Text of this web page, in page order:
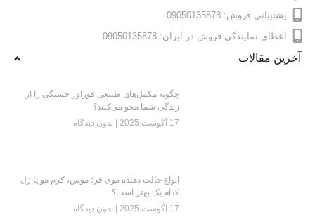
پشتیبانی فروش: 09050135878
اعطای نمایندگی فروش در ایران: 09050135878
آخرین مقالات
چگونه مکمل‌های طبیعی فوراور خستگی را از
زندگی شما محو می‌کنند؟
17 آگوست 2025
بدون دیدگاه
انواع حالت دهنده موی فر؛ موس، کرم مو یا ژل
کدام یک بهتر است؟
17 آگوست 2025
بدون دیدگاه